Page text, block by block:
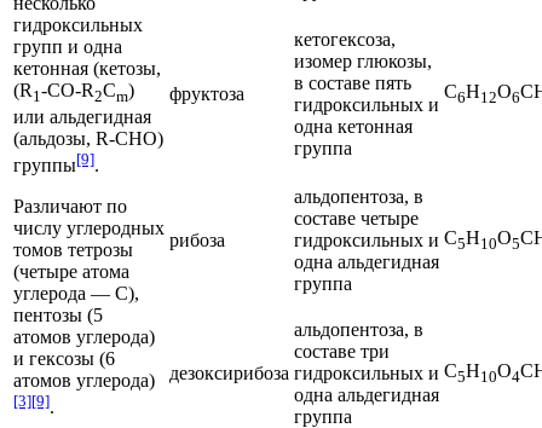
гидроксильных
групп и одна
кетонная (кетозы,
(R 1-CO-R2Сm)
или альдегидная
(альдозы, R-CНO)
группы[9].
Различают по
числу углеродных
томов тетрозы
(четыре атома
углерода — С),
пентозы (5
атомов углерода)
и гексозы (6
атомов углерода)
[3][9].
фруктоза
кетогексоза,
изомер глюкозы,
в составе пять
гидроксильных и
одна кетонная
группа
С6Н12O6
рибоза
альдопентоза, в
составе четыре
гидроксильных и
одна альдегидная
группа
С5Н10O5
дезоксирибоза
альдопентоза, в
составе три
гидроксильных и
одна альдегидная
группа
С5Н10O4